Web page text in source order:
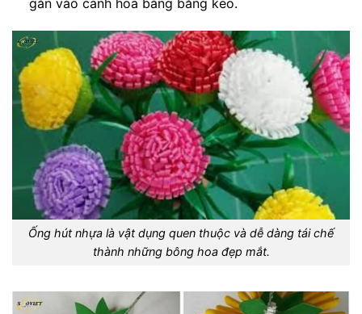
Ống hút nhựa là vật dụng quen thuộc và dễ dàng tái chế
thành những bông hoa đẹp mắt.